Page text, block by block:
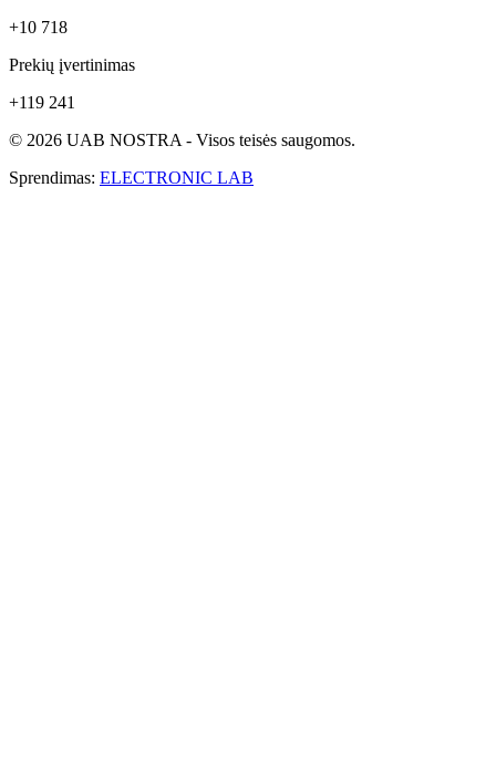
+10 718
Prekių įvertinimas
+119 241
© 2026 UAB NOSTRA - Visos teisės saugomos.
Sprendimas: ELECTRONIC LAB